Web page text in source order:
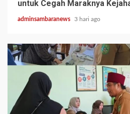
untuk Cegah Maraknya
adminsambaranews 3 hari ago